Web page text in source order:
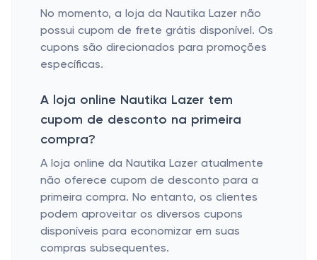
No momento, a loja da Nautika Lazer não
possui cupom de frete grátis disponível. Os
cupons são direcionados para promoções
específicas.
A loja online Nautika Lazer tem
cupom de desconto na primeira
compra?
A loja online da Nautika Lazer atualmente
não oferece cupom de desconto para a
primeira compra. No entanto, os clientes
podem aproveitar os diversos cupons
disponíveis para economizar em suas
compras subsequentes.